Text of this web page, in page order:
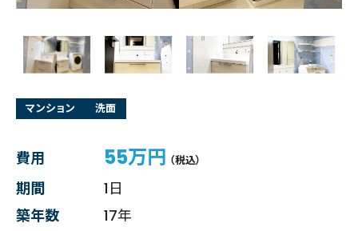
マンション 洗面
費用 55万円 （税込）
期間
1日
築年数
17年